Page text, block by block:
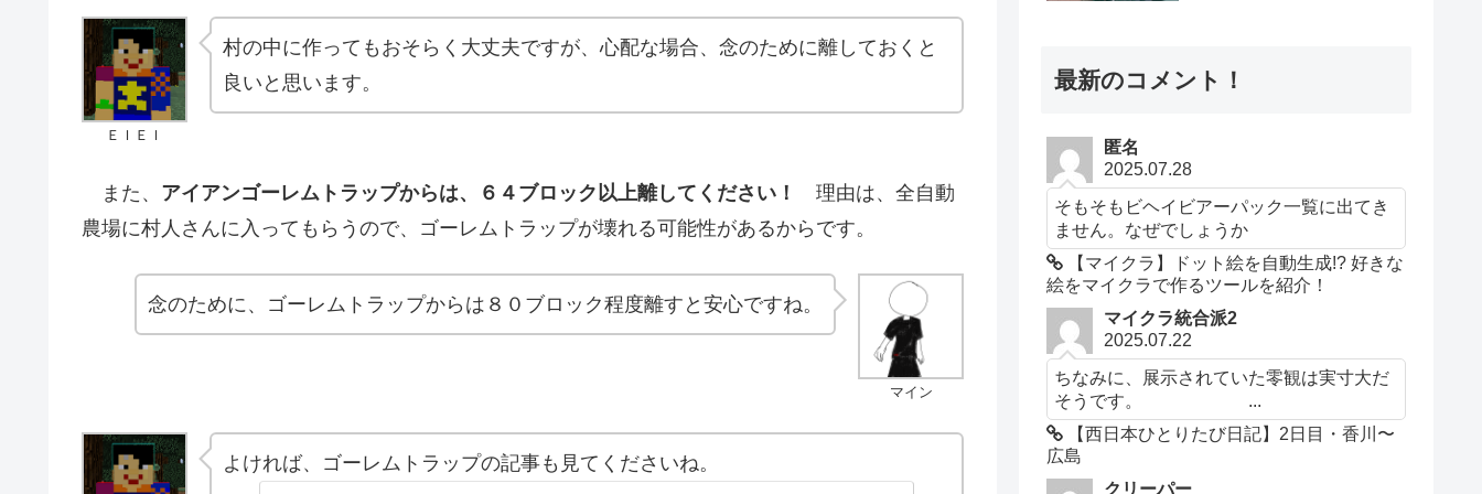
ＥＩＥＩ
村の中に作ってもおそらく大丈夫ですが、心配な場合、念のために離しておくと
良いと思います。
また、 アイアンゴーレムトラップからは、６４ブロック以上離してください！
理由は、全自動
農場に村人さんに入ってもらうので、ゴーレムトラップが壊れる可能性があるからです。
マイン
念のために、ゴーレムトラップからは８０ブロック程度離すと安心ですね。
よければ、ゴーレムトラップの記事も見てくださいね。
最新のコメント！
匿名
2025.07.28
そもそもビヘイビアーパック一覧に出てき
ません。なぜでしょうか
【マイクラ】ドット絵を自動生成!? 好きな
絵をマイクラで作るツールを紹介！
マイクラ統合派2
2025.07.22
ちなみに、展示されていた零観は実寸大だ
そうです。 ...
【西日本ひとりたび日記】2日目・香川〜
広島
クリーパー